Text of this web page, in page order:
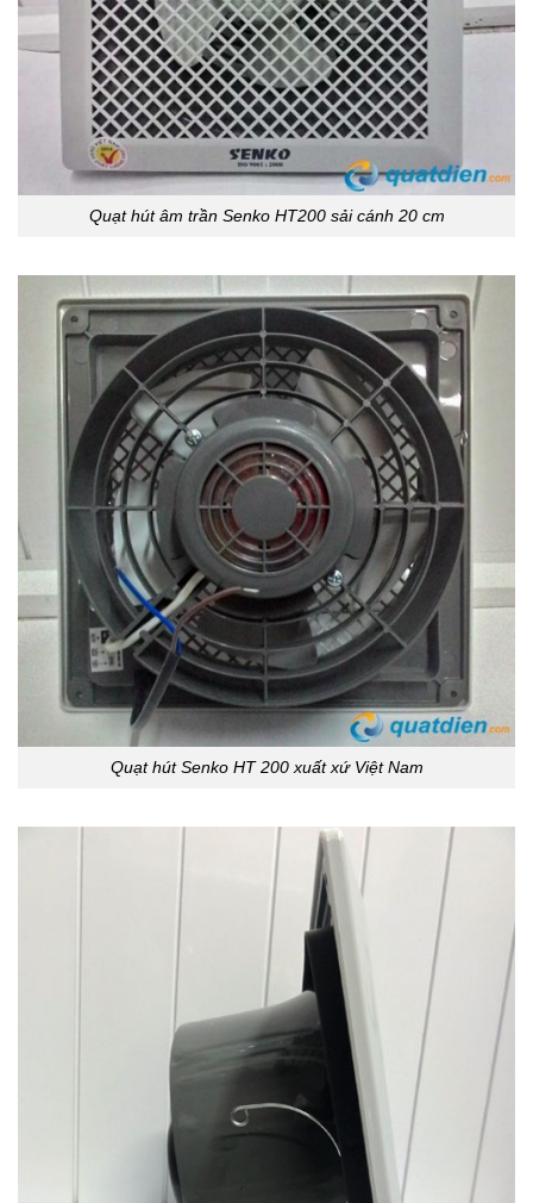
Quạt hút âm trần Senko HT200 sải cánh 20 cm
Quạt hút Senko HT 200 xuất xứ Việt Nam